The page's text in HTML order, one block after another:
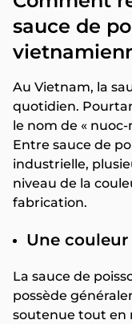
sauce de
Au Vietnam, la
quotidien.
le nom de «
Entre sauce de
industrielle,
niveau de la
fabrication.
Une
La sauce de
possède
soutenue tout en